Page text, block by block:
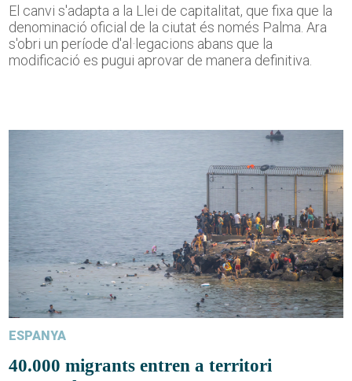
El canvi s'adapta a la Llei de capitalitat, que fixa que la
denominació oficial de la ciutat és només Palma. Ara
s'obri un període d'al·legacions abans que la
modificació es pugui aprovar de manera definitiva.
ESPANYA
40.000 migrants entren a territori